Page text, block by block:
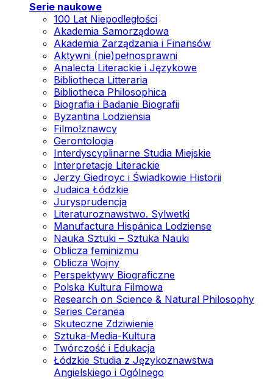
Serie naukowe
100 Lat Niepodległości
Akademia Samorządowa
Akademia Zarządzania i Finansów
Aktywni (nie)pełnosprawni
Analecta Literackie i Językowe
Bibliotheca Litteraria
Bibliotheca Philosophica
Biografia i Badanie Biografii
Byzantina Lodziensia
Filmo!znawcy
Gerontologia
Interdyscyplinarne Studia Miejskie
Interpretacje Literackie
Jerzy Giedroyc i Świadkowie Historii
Judaica Łódzkie
Jurysprudencja
Literaturoznawstwo. Sylwetki
Manufactura Hispánica Lodziense
Nauka Sztuki – Sztuka Nauki
Oblicza feminizmu
Oblicza Wojny
Perspektywy Biograficzne
Polska Kultura Filmowa
Research on Science & Natural Philosophy
Series Ceranea
Skuteczne Zdziwienie
Sztuka-Media-Kultura
Twórczość i Edukacja
Łódzkie Studia z Językoznawstwa
Angielskiego i Ogólnego